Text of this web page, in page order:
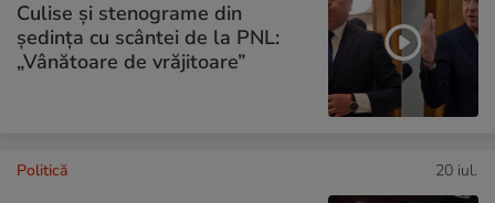
Culise și stenograme din
ședința cu scântei de la PNL:
„Vânătoare de vrăjitoare”
Politică 20 iul.